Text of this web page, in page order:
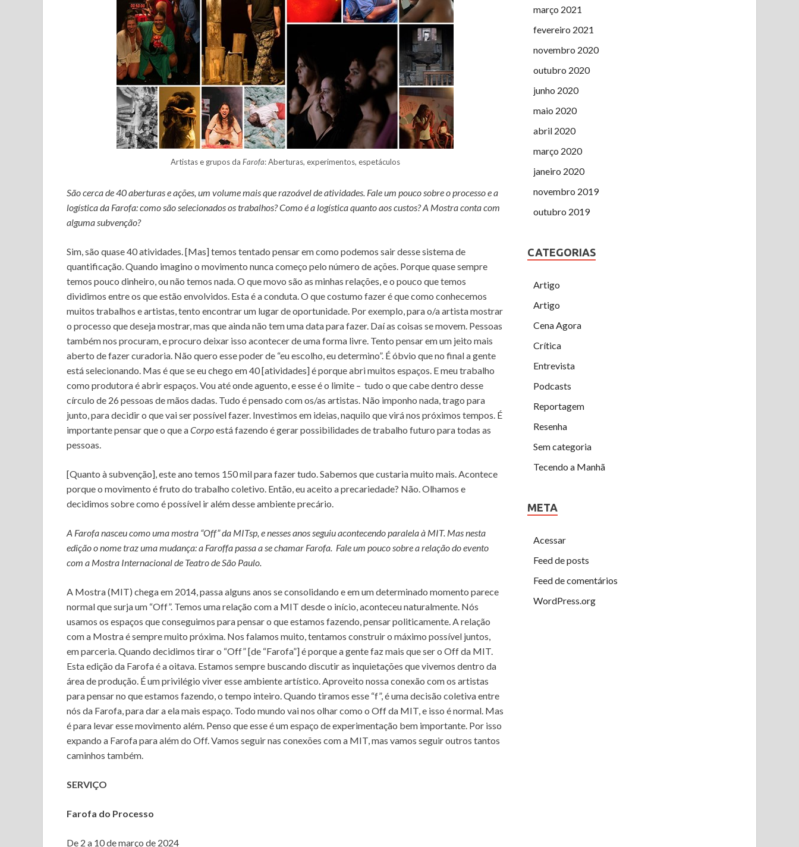
Artistas e grupos da Farofa: Aberturas, experimentos, espetáculos
São cerca de 40 aberturas e ações, um volume mais que razoável de atividades. Fale um pouco sobre o processo e a
logística da Farofa: como são selecionados os trabalhos? Como é a logística quanto aos custos? A Mostra conta com
alguma subvenção?
Sim, são quase 40 atividades. [Mas] temos tentado pensar em como podemos sair desse sistema de
quantificação. Quando imagino o movimento nunca começo pelo número de ações. Porque quase sempre
temos pouco dinheiro, ou não temos nada. O que movo são as minhas relações, e o pouco que temos
dividimos entre os que estão envolvidos. Esta é a conduta. O que costumo fazer é que como conhecemos
muitos trabalhos e artistas, tento encontrar um lugar de oportunidade. Por exemplo, para o/a artista mostrar
o processo que deseja mostrar, mas que ainda não tem uma data para fazer. Daí as coisas se movem. Pessoas
também nos procuram, e procuro deixar isso acontecer de uma forma livre. Tento pensar em um jeito mais
aberto de fazer curadoria. Não quero esse poder de “eu escolho, eu determino”. É óbvio que no final a gente
está selecionando. Mas é que se eu chego em 40 [atividades] é porque abri muitos espaços. E meu trabalho
como produtora é abrir espaços. Vou até onde aguento, e esse é o limite – tudo o que cabe dentro desse
círculo de 26 pessoas de mãos dadas. Tudo é pensado com os/as artistas. Não imponho nada, trago para
junto, para decidir o que vai ser possível fazer. Investimos em ideias, naquilo que virá nos próximos tempos. É
importante pensar que o que aCorpoestá fazendo é gerar possibilidades de trabalho futuro para todas as
pessoas.
[Quanto à subvenção], este ano temos 150 mil para fazer tudo. Sabemos que custaria muito mais. Acontece
porque o movimento é fruto do trabalho coletivo. Então, eu aceito a precariedade? Não. Olhamos e
decidimos sobre como é possível ir além desse ambiente precário.
A Farofa nasceu como uma mostra “Off” da MITsp, e nesses anos seguiu acontecendo paralela à MIT. Mas nesta
edição o nome traz uma mudança: a Faroffa passa a se chamar Farofa. Fale um pouco sobre a relação do evento
com a Mostra Internacional de Teatro de São Paulo.
A Mostra (MIT) chega em 2014, passa alguns anos se consolidando e em um determinado momento parece
normal que surja um “Off”. Temos uma relação com a MIT desde o início, aconteceu naturalmente. Nós
usamos os espaços que conseguimos para pensar o que estamos fazendo, pensar politicamente. A relação
com a Mostra é sempre muito próxima. Nos falamos muito, tentamos construir o máximo possível juntos,
em parceria. Quando decidimos tirar o “Off” [de “Farofa”] é porque a gente faz mais que ser o Off da MIT.
Esta edição da Farofa é a oitava. Estamos sempre buscando discutir as inquietações que vivemos dentro da
área de produção. É um privilégio viver esse ambiente artístico. Aproveito nossa conexão com os artistas
para pensar no que estamos fazendo, o tempo inteiro. Quando tiramos esse “f”, é uma decisão coletiva entre
nós da Farofa, para dar a ela mais espaço. Todo mundo vai nos olhar como o Off da MIT, e isso é normal. Mas
é para levar esse movimento além. Penso que esse é um espaço de experimentação bem importante. Por isso
expando a Farofa para além do Off. Vamos seguir nas conexões com a MIT, mas vamos seguir outros tantos
caminhos também.
SERVIÇO
Farofa do Processo
De 2 a 10 de março de 2024
março 2021
fevereiro 2021
novembro 2020
outubro 2020
junho 2020
maio 2020
abril 2020
março 2020
janeiro 2020
novembro 2019
outubro 2019
CATEGORIAS
Artigo
Artigo
Cena Agora
Crítica
Entrevista
Podcasts
Reportagem
Resenha
Sem categoria
Tecendo a Manhã
META
Acessar
Feed de posts
Feed de comentários
WordPress.org